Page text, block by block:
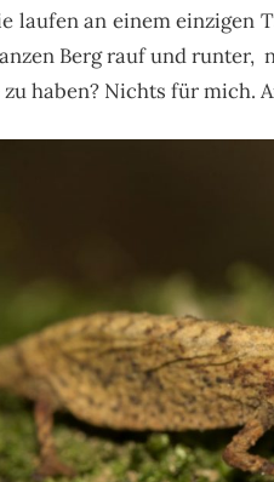
laufen an einem einzigen
Berg rauf und runter,
haben? Nichts für mich.